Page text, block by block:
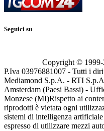
Seguici su
Copyright © 1999-
P.Iva 03976881007 - Tutti i
Mediamond S.p.A. - RTI
Amsterdam (Paesi Bassi) -
Monzese (MI)Rispetto ai
riprodotti è vietata ogni
sistemi di intelligenza
espresso di utilizzare mezzi